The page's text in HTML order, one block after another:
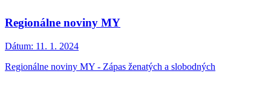
Regionálne noviny MY
Dátum: 11. 1. 2024
Regionálne noviny MY - Zápas ženatých a slobodných